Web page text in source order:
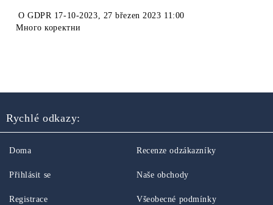
OGDPR 17-10-2023, 27 březen 2023 11:00
Много коректни
Rychlé odkazy:
Doma
Přihlásit se
Registrace
Recenze odzákazníky
Naše obchody
Všeobecné podmínky